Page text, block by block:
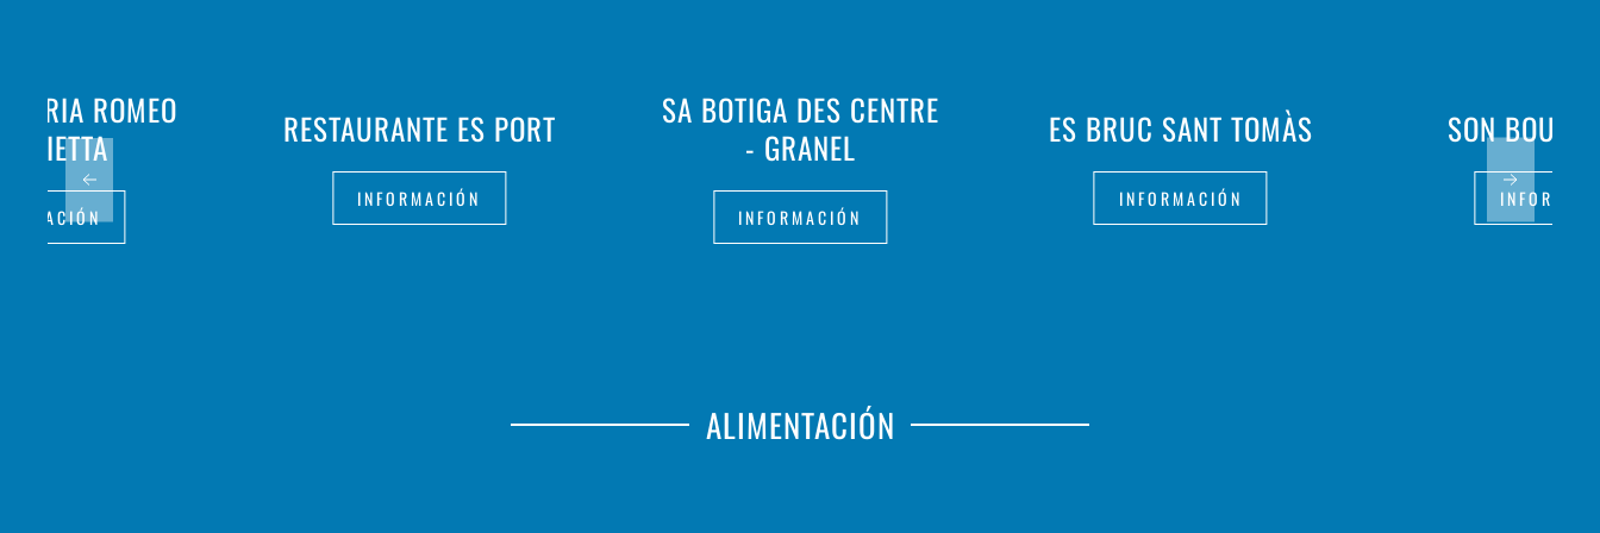
RESTAURANTE ES PORT
INFORMACIÓN
SA BOTIGA DES CENTRE
- GRANEL
INFORMACIÓN
ES BRUC SANT TOMÀS
INFORMACIÓN
SON BOU
ROMEO
ALIMENTACIÓN